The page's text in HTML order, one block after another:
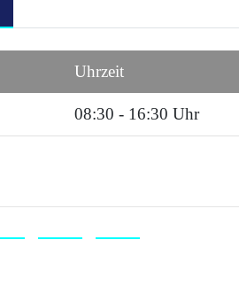
Uhrzeit
08:30 - 16:30 Uhr